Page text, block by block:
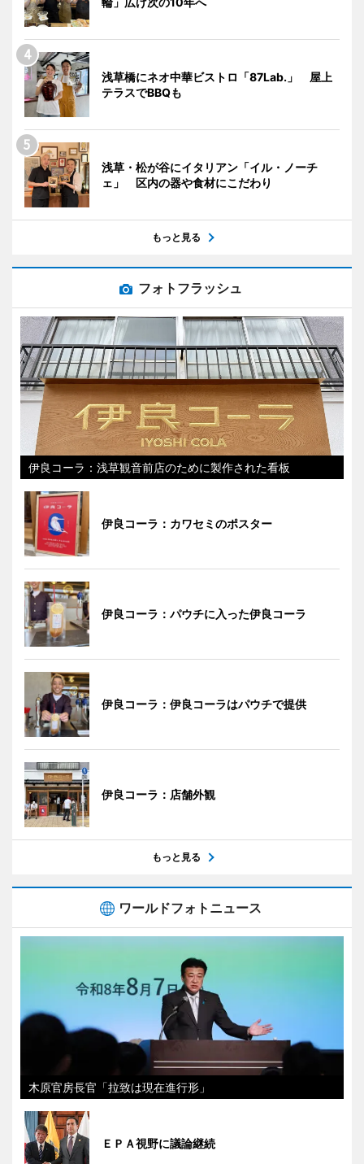
浅草橋にネオ中華ビストロ「87Lab.」 屋上
テラスでBBQも
浅草・松が谷にイタリアン「イル・ノーチ
ェ」 区内の器や食材にこだわり
もっと見る
フォトフラッシュ
伊良コーラ：浅草観音前店のために製作された看板
伊良コーラ：カワセミのポスター
伊良コーラ：パウチに入った伊良コーラ
伊良コーラ：伊良コーラはパウチで提供
伊良コーラ：店舗外観
もっと見る
ワールドフォトニュース
木原官房長官「拉致は現在進行形」
ＥＰＡ視野に議論継続